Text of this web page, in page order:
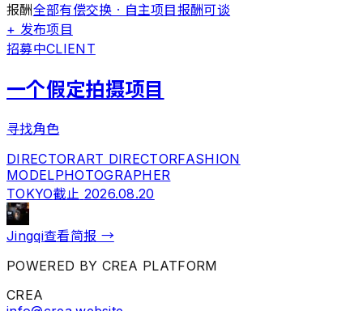
报酬全部有偿交换 · 自主项目报酬可谈
+ 发布项目
招募中CLIENT
一个假定拍摄项目
寻找角色
DIRECTORART DIRECTORFASHION
MODELPHOTOGRAPHER
TOKYO截止 2026.08.20
Jingqi查看简报 →
POWERED BY CREA PLATFORM
CREA